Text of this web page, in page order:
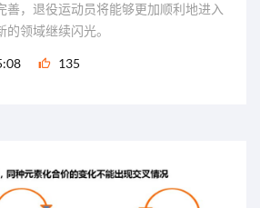
善，退役运动员将能够更加顺利地进入
领域继续闪光。
135